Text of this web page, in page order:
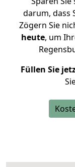
darum, dass
Zögern Sie
heute, um
Füllen Sie